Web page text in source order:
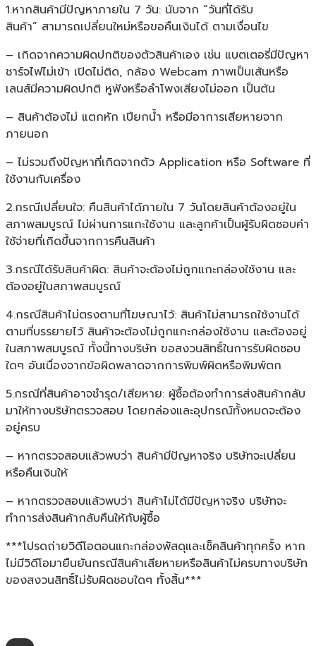
1.หากสินค้ามีปัญหาภายใน 7 วัน: นับจาก “วันที่ได้รับ
สินค้า” สามารถเปลี่ยนใหม่หรือขอคืนเงินได้ ตามเงื่อนไข
– เกิดจากความผิดปกติของตัวสินค้าเอง เช่น แบตเตอรี่มีปัญหา
ชาร์จไฟไม่เข้า เปิดไม่ติด, กล้อง Webcam ภาพเป็นเส้นหรือ
เลนส์มีความผิดปกติ หูฟังหรือลำโพงเสียงไม่ออก เป็นต้น
– สินค้าต้องไม่ แตกหัก เปียกน้ำ หรือมีอาการเสียหายจาก
ภายนอก
– ไม่รวมถึงปัญหาที่เกิดจากตัว Application หรือ Software ที่
ใช้งานกับเครื่อง
2.กรณีเปลี่ยนใจ: คืนสินค้าได้ภายใน 7 วันโดยสินค้าต้องอยู่ใน
สภาพสมบูรณ์ ไม่ผ่านการแกะใช้งาน และลูกค้าเป็นผู้รับผิดชอบค่า
ใช้จ่ายที่เกิดขึ้นจากการคืนสินค้า
3.กรณีได้รับสินค้าผิด: สินค้าจะต้องไม่ถูกแกะกล่องใช้งาน และ
ต้องอยู่ในสภาพสมบูรณ์
4.กรณีสินค้าไม่ตรงตามที่โฆษณาไว้: สินค้าไม่สามารถใช้งานได้
ตามที่บรรยายไว้ สินค้าจะต้องไม่ถูกแกะกล่องใช้งาน และต้องอยู่
ในสภาพสมบูรณ์ ทั้งนี้ทางบริษัท ขอสงวนสิทธิ์ในการรับผิดชอบ
ใดๆ อันเนื่องจากข้อผิดพลาดจากการพิมพ์ผิดหรือพิมพ์ตก
5.กรณีที่สินค้าอาจชำรุด/เสียหาย: ผู้ซื้อต้องทำการส่งสินค้ากลับ
มาให้ทางบริษัทตรวจสอบ โดยกล่องและอุปกรณ์ทั้งหมดจะต้อง
อยู่ครบ
– หากตรวจสอบแล้วพบว่า สินค้ามีปัญหาจริง บริษัทจะเปลี่ยน
หรือคืนเงินให้
– หากตรวจสอบแล้วพบว่า สินค้าไม่ได้มีปัญหาจริง บริษัทจะ
ทำการส่งสินค้ากลับคืนให้กับผู้ซื้อ
***โปรดถ่ายวิดีโอตอนแกะกล่องพัสดุและเช็คสินค้าทุกครั้ง หาก
ไม่มีวิดีโอมายืนยันกรณีสินค้าเสียหายหรือสินค้าไม่ครบทางบริษัท
ของสงวนสิทธิ์ไม่รับผิดชอบใดๆ ทั้งสิ้น***